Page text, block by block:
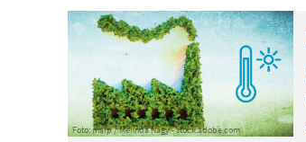
Foto: malp / Melinda Nagy - stock.adobe.com